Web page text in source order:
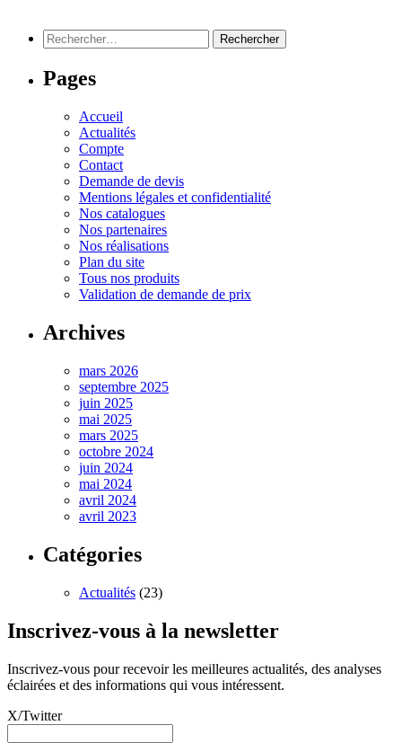
Rechercher :
Pages
Accueil
Actualités
Compte
Contact
Demande de devis
Mentions légales et confidentialité
Nos catalogues
Nos partenaires
Nos réalisations
Plan du site
Tous nos produits
Validation de demande de prix
Archives
mars 2026
septembre 2025
juin 2025
mai 2025
mars 2025
octobre 2024
juin 2024
mai 2024
avril 2024
avril 2023
Catégories
Actualités (23)
Inscrivez-vous à la newsletter
Inscrivez-vous pour recevoir les meilleures actualités, des analyses
éclairées et des informations qui vous intéressent.
X/Twitter